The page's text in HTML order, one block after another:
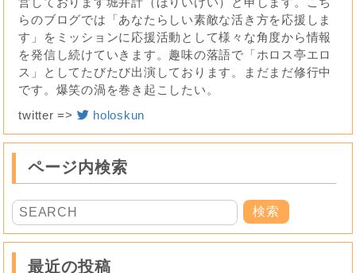
らのブログでは「あなたらしい素敵な活き方を応援しま
す」をミッションに応援活動として様々な角度から情報
を発信し続けていきます。趣味の落語で「ホロス亭エロ
ス」としてたびたび出演しております。まだまだ修行中
です。爆笑の渦を巻き起こしたい。
twitter =>
holoskun
ページ内検索
最近の投稿